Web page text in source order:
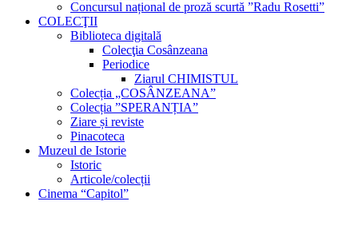
Concursul național de proză scurtă ”Radu Rosetti”
COLECŢII
Biblioteca digitală
Colecţia Cosânzeana
Periodice
Ziarul CHIMISTUL
Colecția „COSÂNZEANA”
Colecția ”SPERANȚIA”
Ziare și reviste
Pinacoteca
Muzeul de Istorie
Istoric
Articole/colecții
Cinema “Capitol”